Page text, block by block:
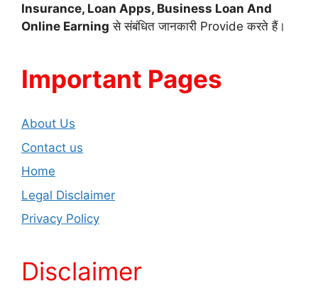
Insurance, Loan Apps, Business Loan And
Online Earning से संबंधित जानकारी Provide करते हैं।
Important Pages
About Us
Contact us
Home
Legal Disclaimer
Privacy Policy
Disclaimer